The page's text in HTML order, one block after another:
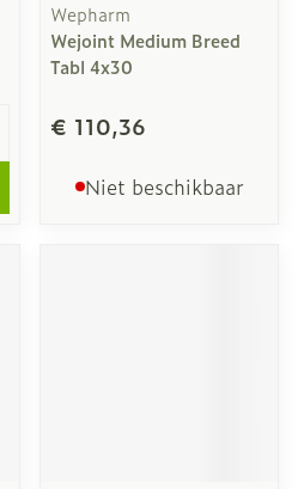
Wepharm
Wejoint Medium Breed
Tabl 4x30
€ 110,36
Niet beschikbaar